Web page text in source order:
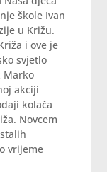
škole Ivan
u Križu.
i ove je
svjetlo
Marko
akciji
kolača
Novcem
vrijeme